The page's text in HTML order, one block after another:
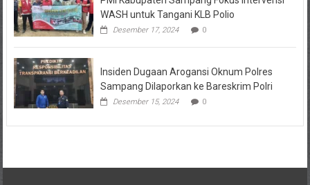
WASH untuk Tangani KLB Polio
Desember 17, 2024 0
Insiden Dugaan Arogansi Oknum Polres
Sampang Dilaporkan ke Bareskrim Polri
Desember 15, 2024 0